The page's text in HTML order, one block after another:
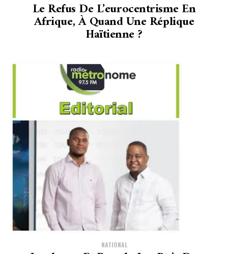
Le Refus De L’eurocentrisme En
Afrique, À Quand Une Réplique
Haïtienne ?
NATIONAL